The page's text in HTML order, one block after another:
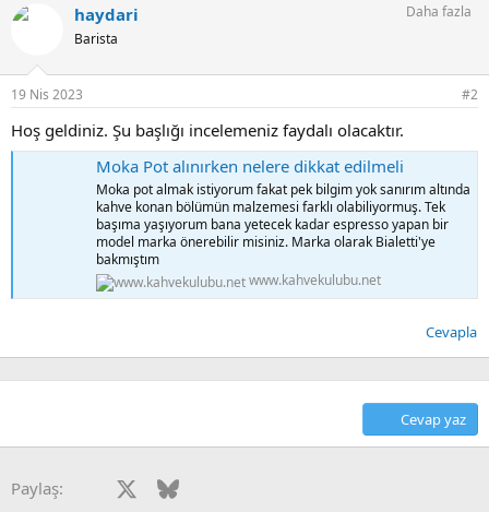
haydari
Barista
Daha fazla
19 Nis 2023 #2
Hoş geldiniz. Şu başlığı incelemeniz faydalı olacaktır.
Moka Pot alınırken nelere dikkat edilmeli
Moka pot almak istiyorum fakat pek bilgim yok sanırım altında
kahve konan bölümün malzemesi farklı olabiliyormuş. Tek
başıma yaşıyorum bana yetecek kadar espresso yapan bir
model marka önerebilir misiniz. Marka olarak Bialetti'ye
bakmıştım
www.kahvekulubu.net
Cevapla
Cevap yaz
Paylaş: Facebook Bluesky